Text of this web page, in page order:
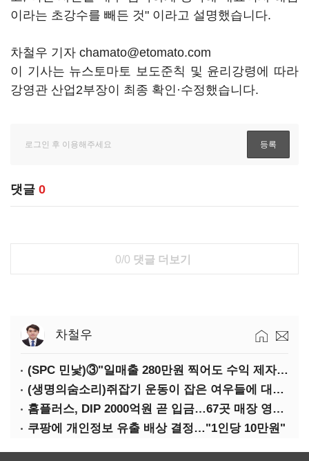
이라는 초강수를 빼든 것" 이라고 설명했습니다.
차철우 기자 chamato@etomato.com
이 기사는 뉴스토마토 보도준칙 및 윤리강령에 따라
강영관 산업2부장이 최종 확인·수정했습니다.
댓글 0
0/0 댓글 더보기
차철우
(SPC 민낯)③"일매출 280만원 찍어도 수익 제자리"…점주 울리는 '상시 할인'
(생명의숨소리)쥐잡기 운동이 잡은 여우들에 대하여
홈플러스, DIP 2000억원 곧 입금…67곳 매장 영업 재개 예정
쿠팡에 개인정보 유출 배상 결정…"1인당 10만원"